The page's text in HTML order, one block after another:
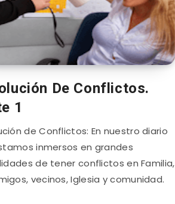
De Conflictos.
1
de Conflictos: En nuestro diario
inmersos en grandes
de tener conflictos en Familia,
vecinos, Iglesia y comunidad.